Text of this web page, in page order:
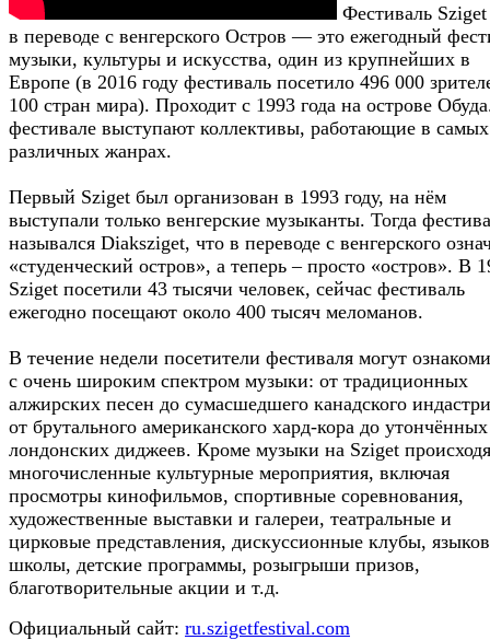
Фестиваль
в переводе с венгерского Остров — это ежегодный
музыки, культуры и искусства, один из крупнейших в
Европе (в 2016 году фестиваль посетило 496 000
100 стран мира). Проходит с 1993 года на острове
фестивале выступают коллективы, работающие в самых
различных жанрах.
Первый Sziget был организован в 1993 году, на нём
выступали только венгерские музыканты. Тогда
назывался Diaksziget, что в переводе с венгерского
«студенческий остров», а теперь – просто «остров». В
Sziget посетили 43 тысячи человек, сейчас фестиваль
ежегодно посещают около 400 тысяч меломанов.
В течение недели посетители фестиваля могут
с очень широким спектром музыки: от традиционных
алжирских песен до сумасшедшего канадского
от брутального американского хард-кора до утончённых
лондонских диджеев. Кроме музыки на Sziget
многочисленные культурные мероприятия, включая
просмотры кинофильмов, спортивные соревнования,
художественные выставки и галереи, театральные и
цирковые представления, дискуссионные клубы,
школы, детские программы, розыгрыши призов,
благотворительные акции и т.д.
Официальный сайт: ru.szigetfestival.com